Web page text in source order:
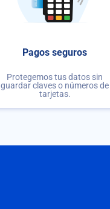
Pagos seguros
Protegemos tus datos sin
guardar claves o números de
tarjetas.